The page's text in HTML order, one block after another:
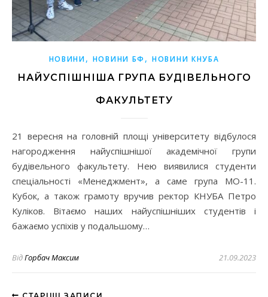
НОВИНИ, НОВИНИ БФ ,НОВИНИ КНУБА
НАЙУСПІШНІША ГРУПА БУДІВЕЛЬНОГО
ФАКУЛЬТЕТУ
21 вересня на головній площі університету відбулося
нагородження найуспішнішої академічної групи
будівельного факультету. Нею виявилися студенти
спеціальності «Менеджмент», а саме група МО-11.
Кубок, а також грамоту вручив ректор КНУБА Петро
Куліков. Вітаємо наших найуспішніших студентів і
бажаємо успіхів у подальшому…
ВідГорбач Максим 21.09.2023